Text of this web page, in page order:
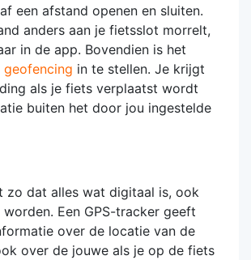
een afstand openen en sluiten.
anders aan je fietsslot morrelt,
in de app. Bovendien is het
geofencing in te stellen. Je krijgt
als je fiets verplaatst wordt
buiten het door jou ingestelde
zo dat alles wat digitaal is, ook
Een GPS-tracker geeft
over de locatie van de
over de jouwe als je op de fiets